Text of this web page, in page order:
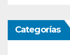
Categorías